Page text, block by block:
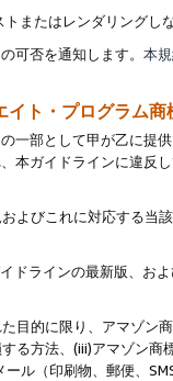
またはレンダリングし
可否を通知します。 本
イト・プログラム
一部として甲が乙に提
本ガイドラインに違反
よびこれに対応する
ドラインの最新版、お
目的に限り、アマゾン
る方法、(iii)アマゾン
ル（印刷物、郵便、